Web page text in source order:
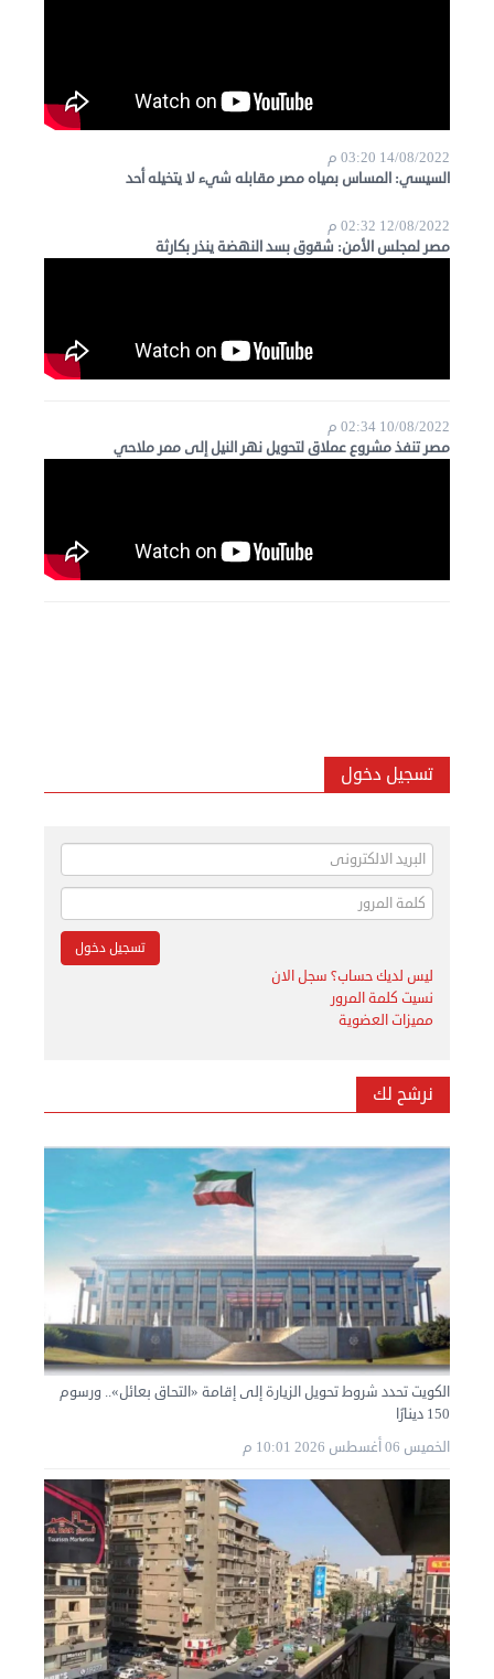
14/08/2022 03:20 م
السيسي: المساس بمياه مصر مقابله شيء لا يتخيله أحد
12/08/2022 02:32 م
مصر لمجلس الأمن: شقوق بسد النهضة ينذر بكارثة
10/08/2022 02:34 م
مصر تنفذ مشروع عملاق لتحويل نهر النيل إلى ممر ملاحي
تسجيل دخول
ليس لديك حساب؟ سجل الان
نسيت كلمة المرور
مميزات العضوية
نرشح لك
الكويت تحدد شروط تحويل الزيارة إلى إقامة «التحاق بعائل».. ورسوم
150 دينارًا
الخميس 06 أغسطس 2026 10:01 م